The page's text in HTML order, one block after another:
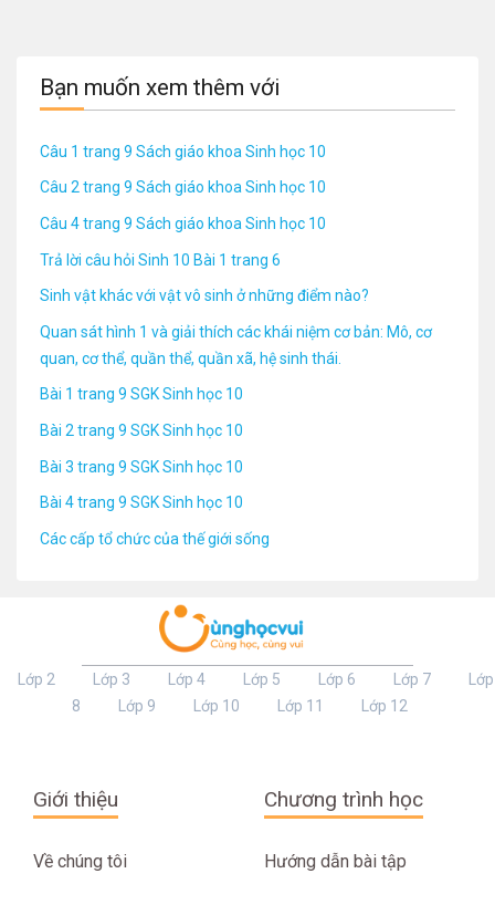
Bạn muốn xem thêm với
Câu 1 trang 9 Sách giáo khoa Sinh học 10
Câu 2 trang 9 Sách giáo khoa Sinh học 10
Câu 4 trang 9 Sách giáo khoa Sinh học 10
Trả lời câu hỏi Sinh 10 Bài 1 trang 6
Sinh vật khác với vật vô sinh ở những điểm nào?
Quan sát hình 1 và giải thích các khái niệm cơ bản: Mô, cơ
quan, cơ thể, quần thể, quần xã, hệ sinh thái.
Bài 1 trang 9 SGK Sinh học 10
Bài 2 trang 9 SGK Sinh học 10
Bài 3 trang 9 SGK Sinh học 10
Bài 4 trang 9 SGK Sinh học 10
Các cấp tổ chức của thế giới sống
Lớp 2 Lớp 3 Lớp 4 Lớp 5 Lớp 6 Lớp 7
Lớp
8
Lớp 9 Lớp 10 Lớp 11 Lớp 12
Giới thiệu
Về chúng tôi
Chương trình học
Hướng dẫn bài tập